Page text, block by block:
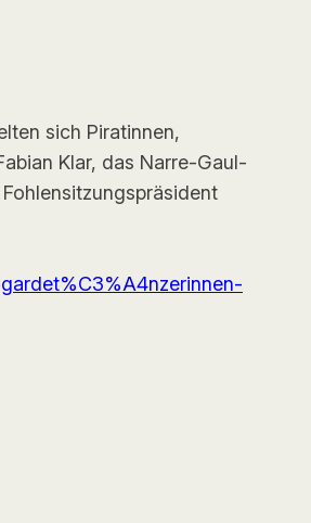
sich Piratinnen,
Klar, das Narre-Gaul-